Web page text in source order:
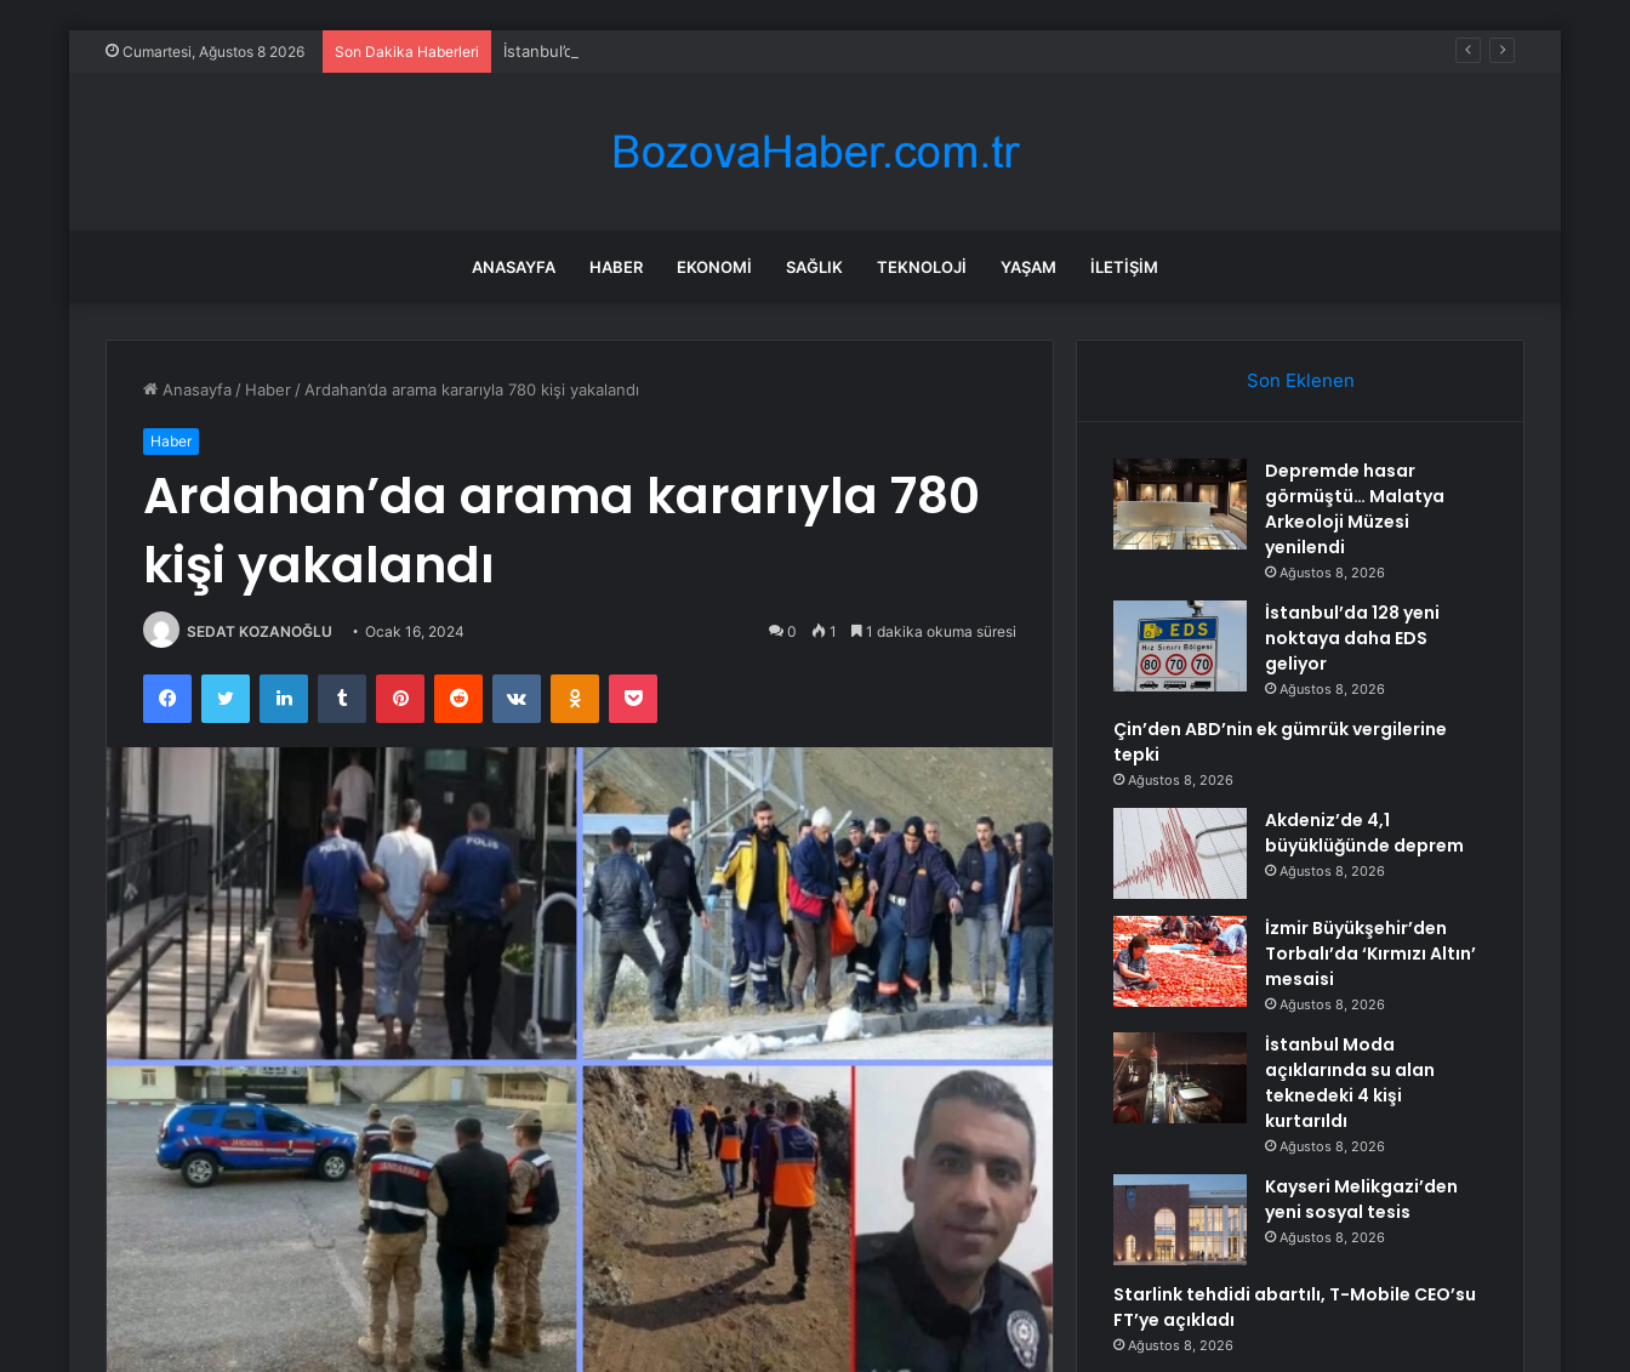
Cumartesi, Ağustos 8 2026 Son Dakika Haberleri İstanbul’da 128 yeni noktaya daha EDS geliyor
ANASAYFA HABER EKONOMI SAĞLIK TEKNOLOJI YAŞAM İLETIŞIM
Anasayfa / Haber / Ardahan’da arama kararıyla 780 kişi yakalandı
Haber
Ardahan’da arama kararıyla 780
kişi yakalandı
SEDAT KOZANOĞLU Ocak 16, 2024 0 1 1 dakika okuma süresi
FacebookTwitter LinkedInTumblr PinterestReddit VKontakteOdnoklassniki
Pocket
Son Eklenen
Depremde hasar
görmüştü… Malatya
Arkeoloji Müzesi
yenilendi
Ağustos 8, 2026
İstanbul’da 128 yeni
noktaya daha EDS
geliyor
Ağustos 8, 2026
Çin’den ABD’nin ek gümrük vergilerine
tepki
Ağustos 8, 2026
Akdeniz’de 4,1
büyüklüğünde deprem
Ağustos 8, 2026
İzmir Büyükşehir’den
Torbalı’da ‘Kırmızı Altın’
mesaisi
Ağustos 8, 2026
İstanbul Moda
açıklarında su alan
teknedeki 4 kişi
kurtarıldı
Ağustos 8, 2026
Kayseri Melikgazi’den
yeni sosyal tesis
Ağustos 8, 2026
Starlink tehdidi abartılı, T-Mobile CEO’su
FT’ye açıkladı
Ağustos 8, 2026